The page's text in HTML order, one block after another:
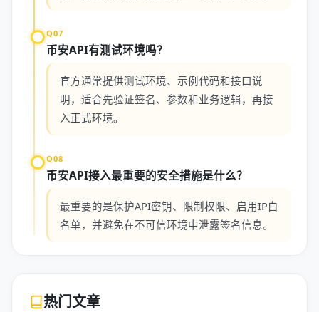
Q07
币安API有测试环境吗？
官方通常提供测试环境、示例代码和接口说
明，适合先验证签名、参数和业务逻辑，再接
入正式环境。
Q08
币安API接入最重要的安全措施是什么？
最重要的是保护API密钥、限制权限、启用IP白
名单，并避免在不可信环境中泄露签名信息。
热门文章